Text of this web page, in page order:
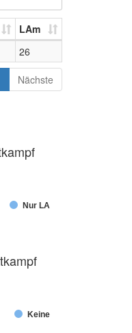
LAm
26
Nächste
Nur LA
Keine